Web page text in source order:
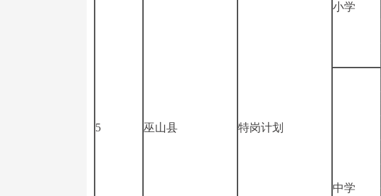
5 巫山县 特岗计划
小学
中学